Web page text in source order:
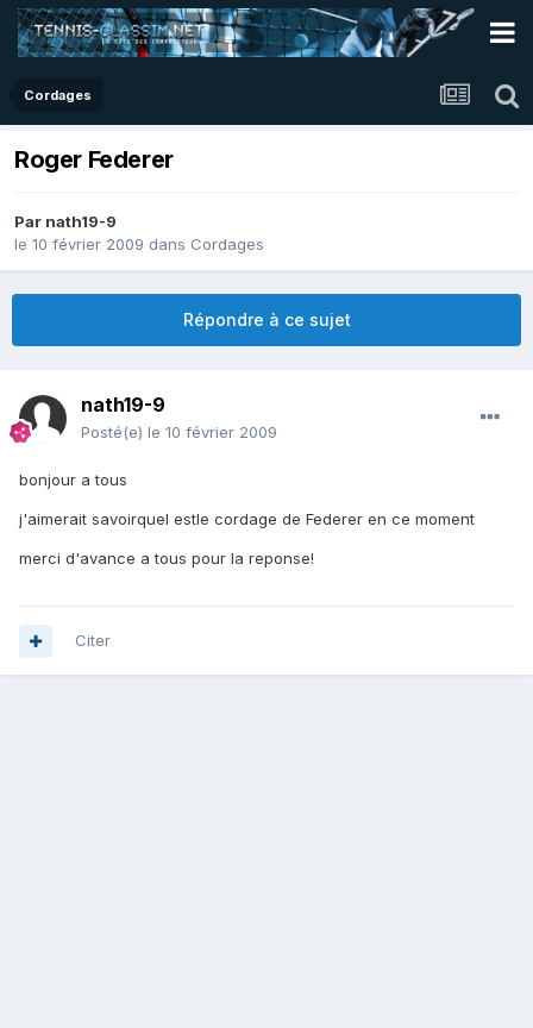
Cordages
Roger Federer
Par nath19-9
le 10 février 2009 dans Cordages
Répondre à ce sujet
nath19-9
Posté(e) le 10 février 2009
bonjour a tous
j'aimerait savoirquel estle cordage de Federer en ce moment
merci d'avance a tous pour la reponse!
Citer